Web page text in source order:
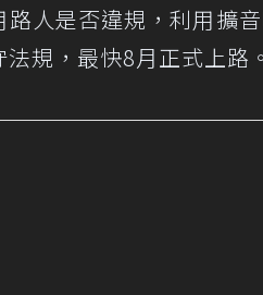
人是否違規，利用擴
規，最快8月正式上路。